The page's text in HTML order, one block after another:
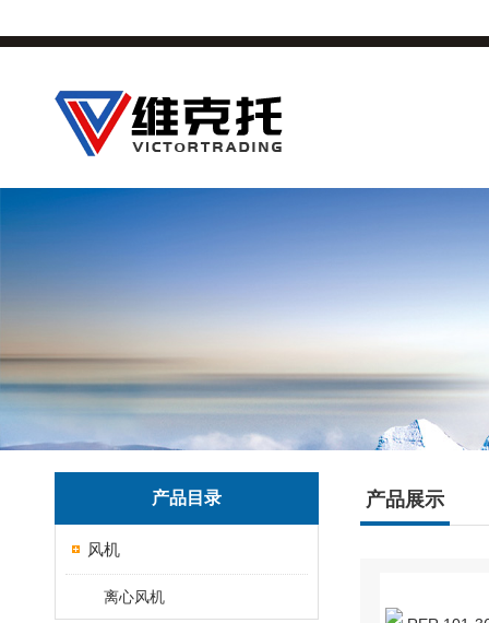
产品目录
风机
离心风机
产品展示